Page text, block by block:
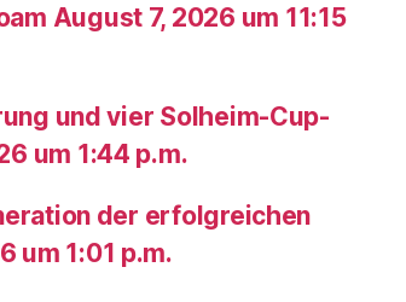
August 7, 2026 um 11:15
und vier Solheim-Cup-
um 1:44 p.m.
der erfolgreichen
um 1:01 p.m.